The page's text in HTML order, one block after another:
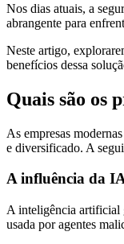
Nos dias atuais, a
abrangente para
Neste artigo,
benefícios dessa
Quais são os
As empresas
e diversificado. A
A influência da
A inteligência artificial
usada por agentes